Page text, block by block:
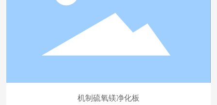
机制硫氧镁净化板